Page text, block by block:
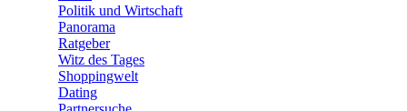
Politik und Wirtschaft
Panorama
Ratgeber
Witz des Tages
Shoppingwelt
Dating